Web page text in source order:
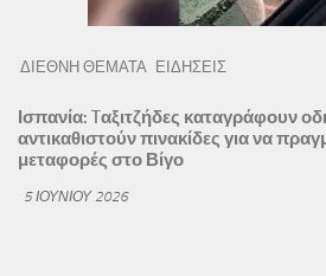
ΔΙΕΘΝΗ ΘΕΜΑΤΑ ΕΙΔΗΣΕΙΣ
Ισπανία: Tαξιτζήδες καταγράφουν
αντικαθιστούν πινακίδες για να
μεταφορές στο Βίγο
5 ΙΟΥΝΊΟΥ 2026